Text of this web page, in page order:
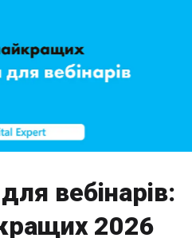
вебінарів:
2026